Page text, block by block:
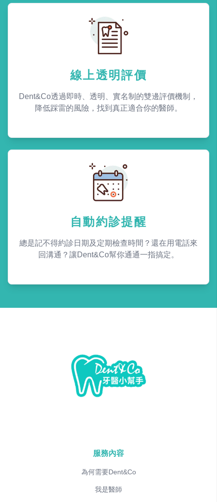
線上透明評價
Dent&Co透過即時、透明、實名制的雙邊評價機制，
降低踩雷的風險，找到真正適合你的醫師。
自動約診提醒
總是記不得約診日期及定期檢查時間？還在用電話來
回溝通？讓Dent&Co幫你通通一指搞定。
服務內容
為何需要Dent&Co
我是醫師